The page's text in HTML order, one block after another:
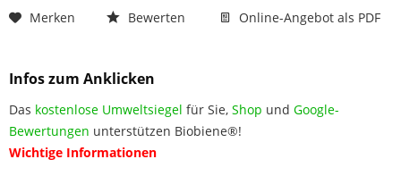
Merken
Bewerten Online-Angebot als PDF
Infos zum Anklicken
Das kostenlose Umweltsiegel für Sie, Shop und Google-
Bewertungen unterstützen Biobiene®!
Wichtige Informationen